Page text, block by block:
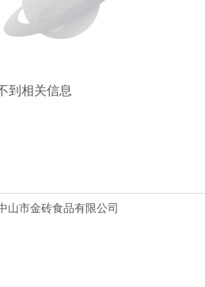
到相关信息
山市金砖食品有限公司